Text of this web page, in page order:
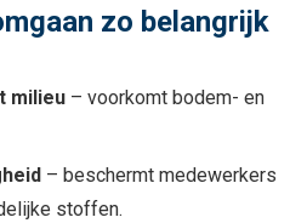
zo belangrijk
milieu – voorkomt bodem- en
– beschermt medewerkers
stoffen.